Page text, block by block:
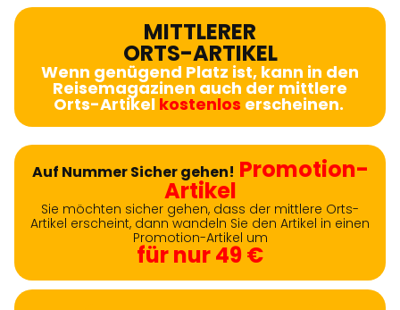
MITTLERER
ORTS-ARTIKEL
Wenn genügend Platz ist, kann in den
Reisemagazinen auch der mittlere
Orts-Artikel kostenlos erscheinen.
Auf Nummer Sicher gehen! Promotion-
Artikel
Sie möchten sicher gehen, dass der mittlere Orts-
Artikel erscheint, dann wandeln Sie den Artikel in einen
Promotion-Artikel um
für nur 49 €